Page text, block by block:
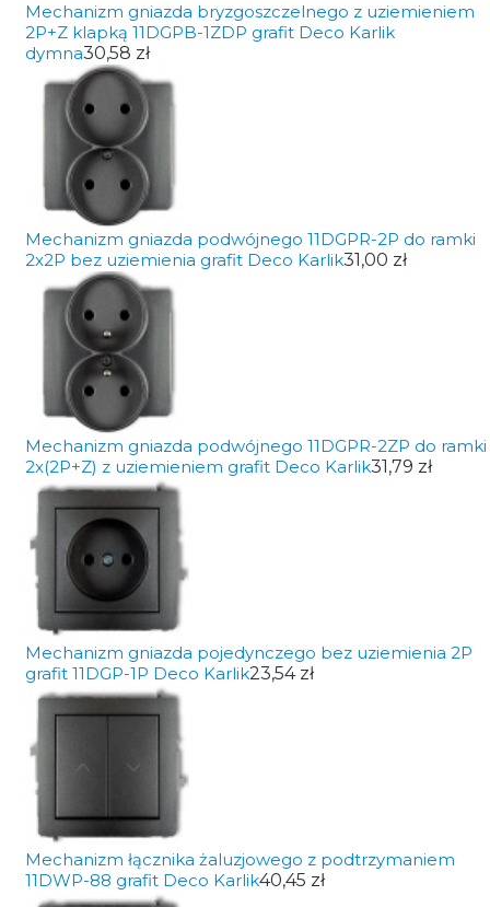
Mechanizm gniazda bryzgoszczelnego z uziemieniem
2P+Z klapką 11DGPB-1ZDP grafit Deco Karlik
dymna30,58 zł
Mechanizm gniazda podwójnego 11DGPR-2P do ramki
2x2P bez uziemienia grafit Deco Karlik31,00 zł
Mechanizm gniazda podwójnego 11DGPR-2ZP do ramki
2x(2P+Z) z uziemieniem grafit Deco Karlik31,79 zł
Mechanizm gniazda pojedynczego bez uziemienia 2P
grafit 11DGP-1P Deco Karlik23,54 zł
Mechanizm łącznika żaluzjowego z podtrzymaniem
11DWP-88 grafit Deco Karlik40,45 zł